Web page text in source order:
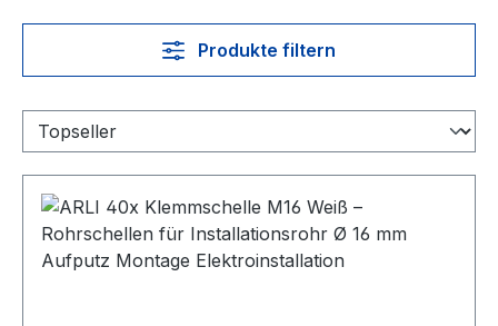
Produkte filtern